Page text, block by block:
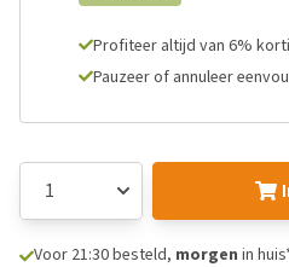
Profiteer altijd van 6%
Pauzeer of annuleer
Voor 21:30 besteld, morgen in